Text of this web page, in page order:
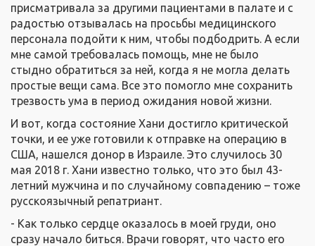
присматривала за другими пациентами в палате и с
радостью отзывалась на просьбы медицинского
персонала подойти к ним, чтобы подбодрить. А если
мне самой требовалась помощь, мне не было
стыдно обратиться за ней, когда я не могла делать
простые вещи сама. Все это помогло мне сохранить
трезвость ума в период ожидания новой жизни.
И вот, когда состояние Хани достигло критической
точки, и ее уже готовили к отправке на операцию в
США, нашелся донор в Израиле. Это случилось 30
мая 2018 г. Хани известно только, что это был 43-
летний мужчина и по случайному совпадению – тоже
русскоязычный репатриант.
- Как только сердце оказалось в моей груди, оно
сразу начало биться. Врачи говорят, что часто его